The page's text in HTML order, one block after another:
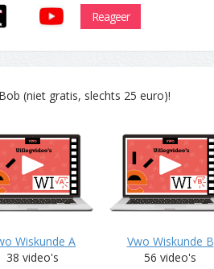
Reageer
(niet gratis, slechts 25 euro)!
Wiskunde A
38 video's
Vwo Wiskunde B
56 video's